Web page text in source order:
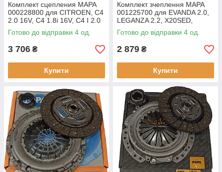
Комплект сцепления MAPA
000228800 для CITROEN, C4
2.0 16V, C4 1.8i 16V, C4 I 2.0
16V, C4 Picasso I 1.8i 16V, C4
Saloon 2.0 16V, C5
Готово до відправки 4 од.
3 706 ₴
Купити
Комплект зчеплення MAPA
001225700 для EVANDA 2.0,
LEGANZA 2.2, X20SED,
T22SED
Готово до відправки 4 од.
2 879 ₴
Купити